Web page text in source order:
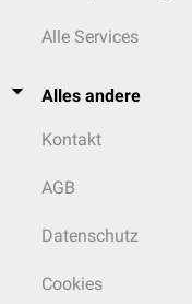
Alle Services
Alles andere
Kontakt
AGB
Datenschutz
Cookies